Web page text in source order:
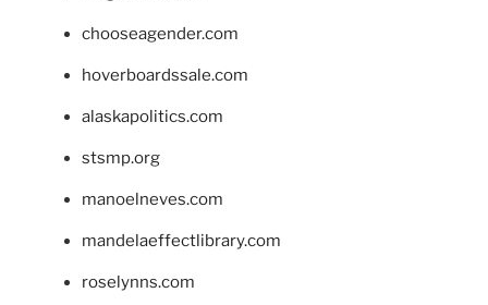
chooseagender.com
hoverboardssale.com
alaskapolitics.com
stsmp.org
manoelneves.com
mandelaeffectlibrary.com
roselynns.com